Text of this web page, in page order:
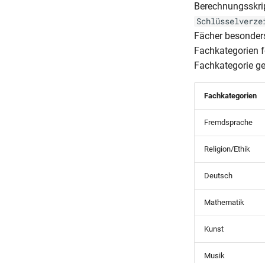
Fächer
Fachkategorien
Fachkategorie
Fachkategorien
Fremdsprache
Religion/Ethik
Deutsch
Mathematik
Kunst
Musik